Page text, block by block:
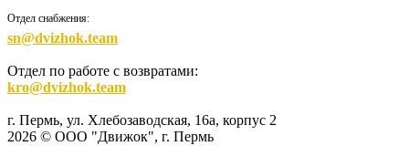
Отдел снабжения:
sn@dvizhok.team
Отдел по работе с возвратами:
kro@dvizhok.team
г. Пермь, ул. Хлебозаводская, 16а, корпус 2
2026 © ООО "Движок", г. Пермь